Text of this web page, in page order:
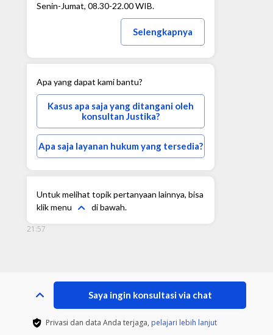
Senin-Jumat, 08.30-22.00 WIB.
Selengkapnya
Apa yang dapat kami bantu?
Kasus apa saja yang ditangani oleh
konsultan Justika?
Apa saja layanan hukum yang tersedia?
Untuk melihat topik pertanyaan lainnya, bisa
klik menu
di bawah.
21:57
Saya ingin konsultasi via chat
Privasi dan data Anda terjaga, pelajari lebih lanjut